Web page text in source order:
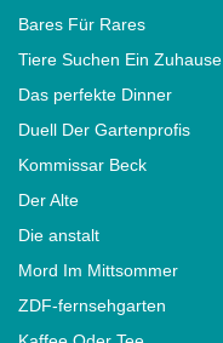
Bares Für Rares
Tiere Suchen Ein Zuhause
Das perfekte Dinner
Duell Der Gartenprofis
Kommissar Beck
Der Alte
Die anstalt
Mord Im Mittsommer
ZDF-fernsehgarten